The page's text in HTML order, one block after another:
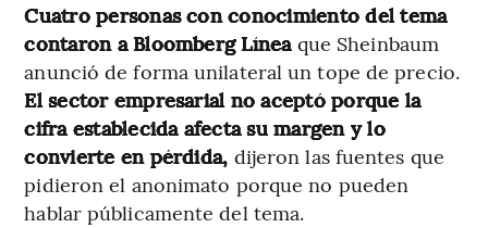
Cuatro personas con conocimiento del tema
contaron a Bloomberg Líneaque Sheinbaum
anunció de forma unilateral un tope de precio.
El sector empresarial no aceptó porque la
cifra establecida afecta su margen y lo
convierte en pérdida, dijeron las fuentes que
pidieron el anonimato porque no pueden
hablar públicamente del tema.